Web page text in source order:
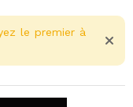
le premier à